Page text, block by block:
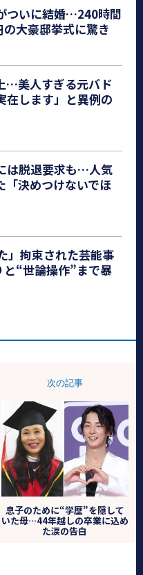
ついに結婚…240時間
大豪邸挙式に驚き
…美人すぎる元バド
在します」と異例の
は脱退要求も…人気
「決めつけないでほ
」拘束された芸能事
“世論操作”まで暴
次の記事
息子のために“学歴”を隠して
いた母…44年越しの卒業に込め
た涙の告白